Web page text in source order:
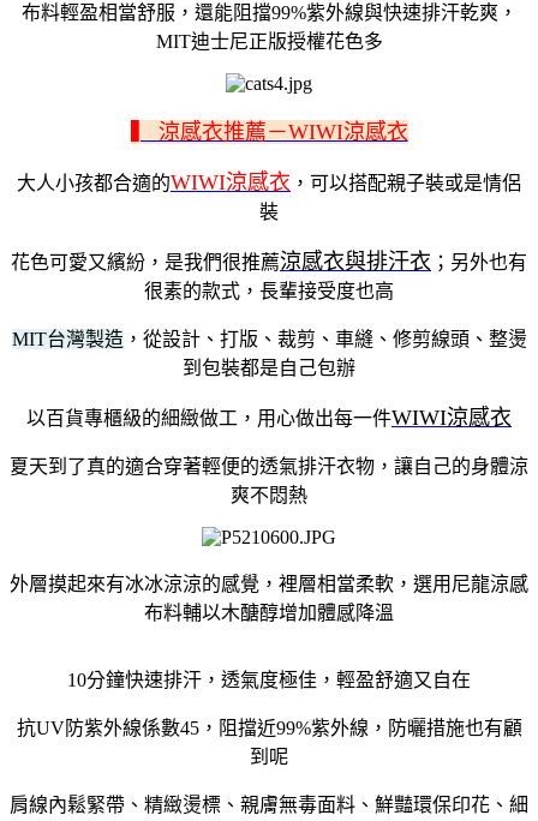
布料輕盈相當舒服，還能阻擋99%紫外線與快速排汗乾爽，
MIT迪士尼正版授權花色多
▍ 涼感衣推薦－WIWI涼感衣
大人小孩都合適的WIWI涼感衣 ，可以搭配親子裝或是情侶
裝
花色可愛又繽紛，是我們很推薦涼感衣與排汗衣 ；另外也有
很素的款式，長輩接受度也高
MIT台灣製造 ，從設計、打版、裁剪、車縫、修剪線頭、整燙
到包裝都是自己包辦
以百貨專櫃級的細緻做工，用心做出每一件WIWI涼感衣
夏天到了真的適合穿著輕便的透氣排汗衣物，讓自己的身體涼
爽不悶熱
外層摸起來有冰冰涼涼的感覺，裡層相當柔軟，選用尼龍涼感
布料輔以木醣醇增加體感降溫
10分鐘快速排汗，透氣度極佳，輕盈舒適又自在
抗UV防紫外線係數45，阻擋近99%紫外線，防曬措施也有顧
到呢
肩線內鬆緊帶、精緻燙標、親膚無毒面料、鮮豔環保印花、細